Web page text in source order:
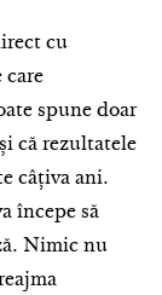
cu
care
spune doar
că rezultatele
câțiva ani.
începe să
Nimic nu